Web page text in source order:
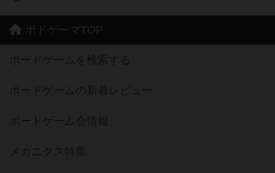
ボドゲーマTOP
ボードゲームを検索する
ボードゲームの新着レビュー
ボードゲーム会情報
メカニクス特集